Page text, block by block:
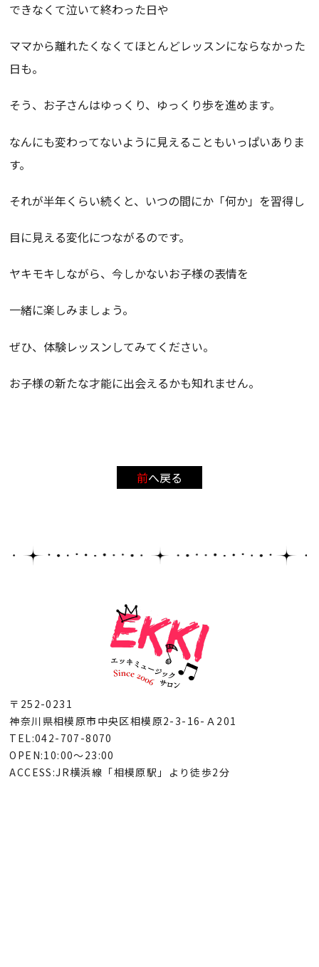
できなくて泣いて終わった日や
ママから離れたくなくてほとんどレッスンにならなかった
日も。
そう、お子さんはゆっくり、ゆっくり歩を進めます。
なんにも変わってないように見えることもいっぱいありま
す。
それが半年くらい続くと、いつの間にか「何か」を習得し
目に見える変化につながるのです。
ヤキモキしながら、今しかないお子様の表情を
一緒に楽しみましょう。
ぜひ、体験レッスンしてみてください。
お子様の新たな才能に出会えるかも知れません。
前へ戻る
〒252-0231
神奈川県相模原市中央区相模原2-3-16-Ａ201
TEL:042-707-8070
OPEN:10:00～23:00
ACCESS:JR横浜線「相模原駅」より徒歩2分